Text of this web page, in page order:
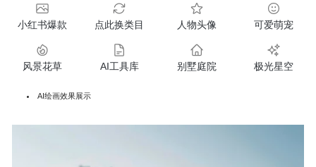
小红书爆款 点此换类目 人物头像 可爱萌宠
风景花草 AI工具库 别墅庭院 极光星空
AI绘画效果展示